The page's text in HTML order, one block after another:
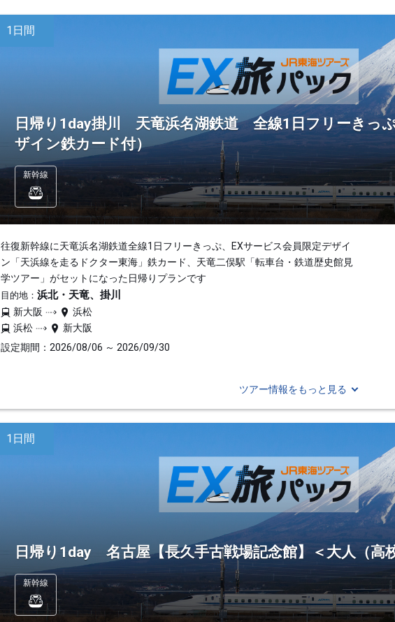
1日間
日帰り1day掛川 天竜浜名湖鉄道 全線1日フリーきっ
ザイン鉄カード付）
新幹線
往復新幹線に天竜浜名湖鉄道全線1日フリーきっぷ、EXサービス会員限定デザイ
ン「天浜線を走るドクター東海」鉄カード、天竜二俣駅「転車台・鉄道歴史館見
学ツアー」がセットになった日帰りプランです
目的地： 浜北・天竜、掛川
新大阪
浜松
浜松
新大阪
設定期間：2026/08/06 ～ 2026/09/30
ツアー情報をもっと見る
1日間
日帰り1day 名古屋【長久手古戦場記念館】＜大人（高
新幹線